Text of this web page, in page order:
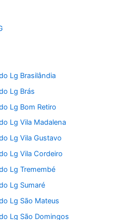
Lg Brasilândia
Lg Brás
Lg Bom Retiro
Lg Vila Madalena
Lg Vila Gustavo
Lg Vila Cordeiro
Lg Tremembé
Lg Sumaré
Lg São Mateus
Lg São Domingos